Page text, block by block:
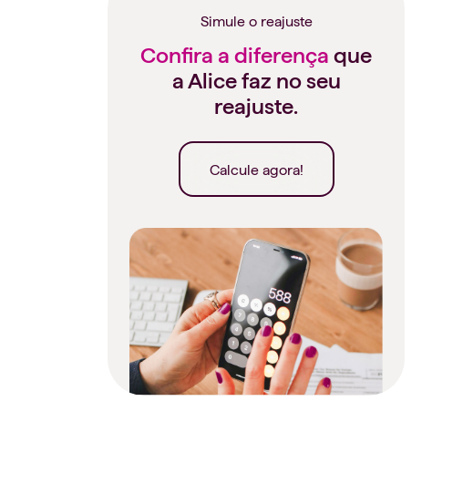
Simule o reajuste
Confira a diferença que
a Alice faz no seu
reajuste.
Calcule agora!